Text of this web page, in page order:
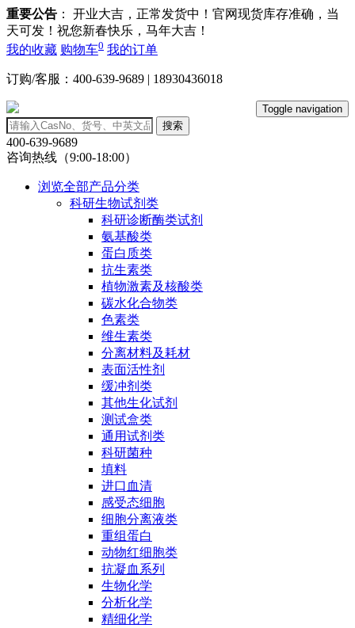
重要公告 ： 开业大吉，正常发货中！官网现货库存准确，当
天可发！祝您新春快乐，马年大吉！
我的收藏 购物车0 我的订单
订购/客服：400-639-9689 | 18930436018
Toggle navigation
搜索
400-639-9689
咨询热线（9:00-18:00）
浏览全部产品分类
科研生物试剂类
科研诊断酶类试剂
氨基酸类
蛋白质类
抗生素类
植物激素及核酸类
碳水化合物类
色素类
维生素类
分离材料及耗材
表面活性剂
缓冲剂类
其他生化试剂
测试盒类
通用试剂类
科研菌种
填料
进口血清
感受态细胞
细胞分离液类
重组蛋白
动物红细胞类
抗凝血系列
生物化学
分析化学
精细化学